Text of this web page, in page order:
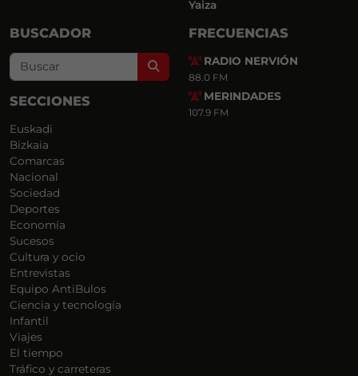
Yaiza
BUSCADOR
Search
SECCIONES
Euskadi
Bizkaia
Comarcas
Nacional
Sociedad
Deportes
Economía
Sucesos
Cultura y ocio
Entrevistas
Equipo AntiBulos
Ciencia y tecnología
Infantil
Viajes
El tiempo
Tráfico y carreteras
FRECUENCIAS
RADIO NERVIÓN
88.0 FM
MERINDADES
107.9 FM